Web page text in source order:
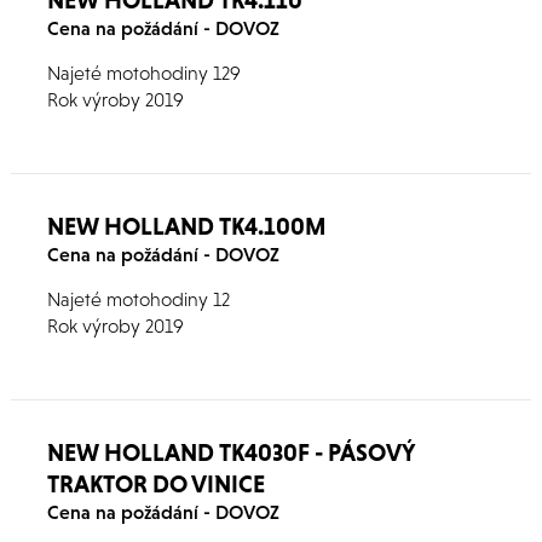
Cena na požádání - DOVOZ
Najeté motohodiny 129
Rok výroby 2019
NEW HOLLAND TK4.100M
Cena na požádání - DOVOZ
Najeté motohodiny 12
Rok výroby 2019
NEW HOLLAND TK4030F - PÁSOVÝ
TRAKTOR DO VINICE
Cena na požádání - DOVOZ